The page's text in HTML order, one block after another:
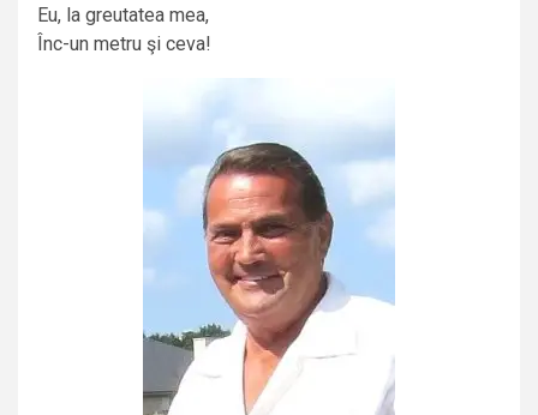
Eu, la greutatea mea,
Înc-un metru şi ceva!